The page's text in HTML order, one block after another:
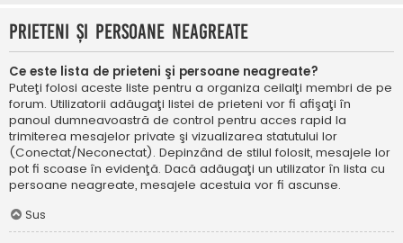
Prieteni şi persoane neagreate
Ce este lista de prieteni şi persoane neagreate?
Puteţi folosi aceste liste pentru a organiza ceilalţi membri de pe
forum. Utilizatorii adăugaţi listei de prieteni vor fi afişaţi în
panoul dumneavoastră de control pentru acces rapid la
trimiterea mesajelor private şi vizualizarea statutului lor
(Conectat/Neconectat). Depinzând de stilul folosit, mesajele lor
pot fi scoase în evidenţă. Dacă adăugaţi un utilizator în lista cu
persoane neagreate, mesajele acestuia vor fi ascunse.
Sus